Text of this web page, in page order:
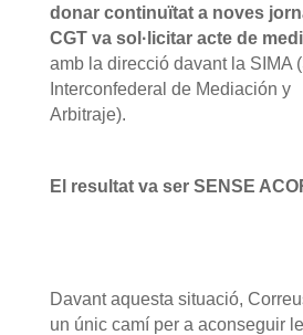
donar continuïtat a noves
CGT va sol·licitar acte de
amb la direcció davant la SIMA
Interconfederal de Mediación y
Arbitraje).
El resultat va ser SENSE
Davant aquesta situació,
un únic camí per a aconseguir